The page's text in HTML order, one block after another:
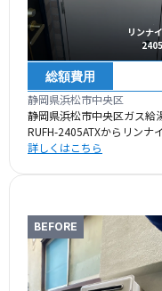
リンナ
総額費用
静岡県浜松市中央区
静岡県浜松市中央区ガス給
RUFH-2405ATXからリンナ
詳しくはこちら
BEFORE